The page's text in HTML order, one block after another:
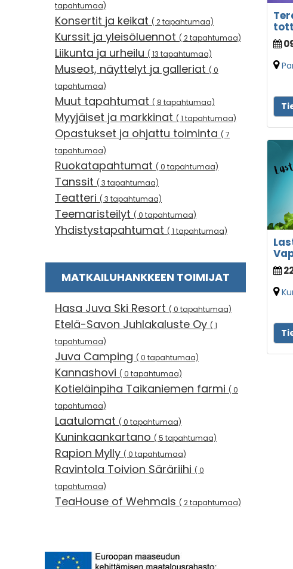
tapahtumaa)
Konsertit ja keikat ( 2 tapahtumaa)
Kurssit ja yleisöluennot ( 2 tapahtumaa)
Liikunta ja urheilu ( 13 tapahtumaa)
Museot, näyttelyt ja galleriat ( 0
tapahtumaa)
Muut tapahtumat ( 8 tapahtumaa)
Myyjäiset ja markkinat ( 1 tapahtumaa)
Opastukset ja ohjattu toiminta ( 7
tapahtumaa)
Ruokatapahtumat ( 0 tapahtumaa)
Tanssit ( 3 tapahtumaa)
Teatteri ( 3 tapahtumaa)
Teemaristeilyt ( 0 tapahtumaa)
Yhdistystapahtumat ( 1 tapahtumaa)
MATKAILUHANKKEEN TOIMIJAT
Hasa Juva Ski Resort ( 0 tapahtumaa)
Etelä-Savon Juhlakaluste Oy ( 1
tapahtumaa)
Juva Camping ( 0 tapahtumaa)
Kannashovi ( 0 tapahtumaa)
Kotieläinpiha Taikaniemen farmi ( 0
tapahtumaa)
Laatulomat ( 0 tapahtumaa)
Kuninkaankartano ( 5 tapahtumaa)
Rapion Mylly ( 0 tapahtumaa)
Ravintola Toivion Säräriihi ( 0
tapahtumaa)
TeaHouse of Wehmais ( 2 tapahtumaa)